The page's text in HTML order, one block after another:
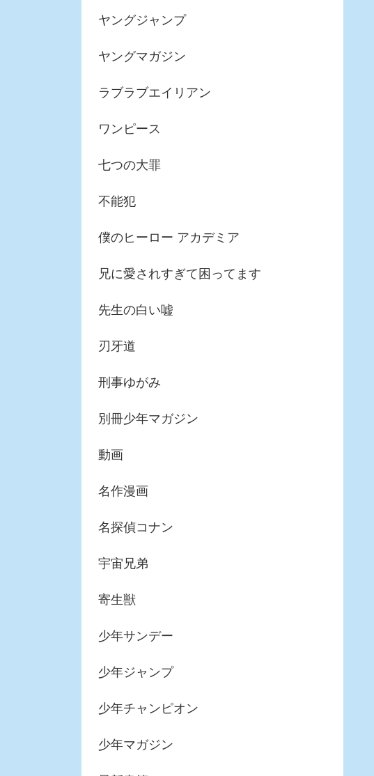
ヤングジャンプ
ヤングマガジン
ラブラブエイリアン
ワンピース
七つの大罪
不能犯
僕のヒーロー アカデミア
兄に愛されすぎて困ってます
先生の白い嘘
刃牙道
刑事ゆがみ
別冊少年マガジン
動画
名作漫画
名探偵コナン
宇宙兄弟
寄生獣
少年サンデー
少年ジャンプ
少年チャンピオン
少年マガジン